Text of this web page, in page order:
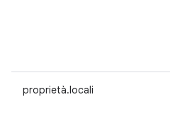
proprietà.locali